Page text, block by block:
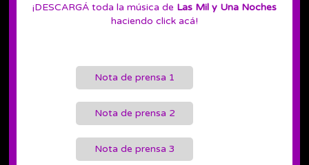
¡DESCARGÁ toda la música de Las Mil y Una Noches
haciendo click acá!
Nota de prensa 1
Nota de prensa 2
Nota de prensa 3